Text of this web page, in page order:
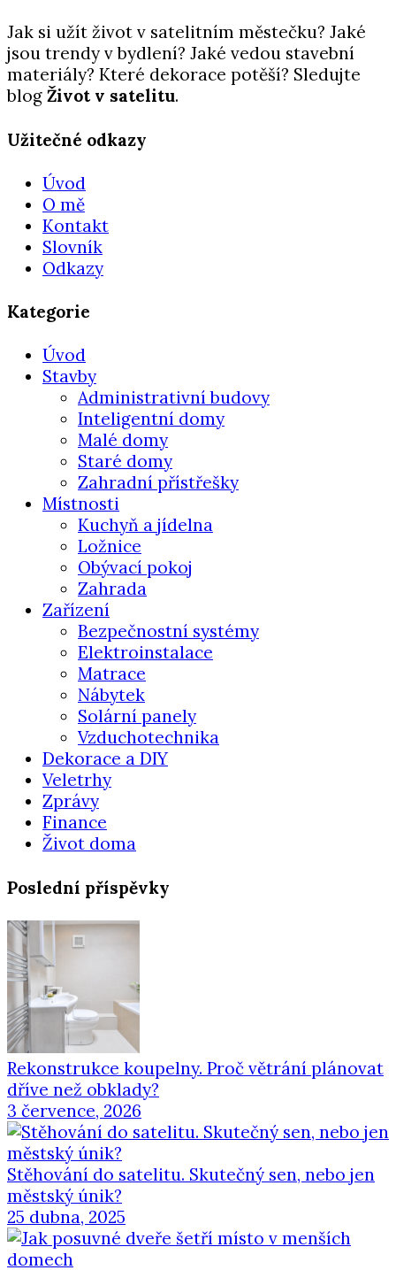
Jak si užít život v satelitním městečku? Jaké
jsou trendy v bydlení? Jaké vedou stavební
materiály? Které dekorace potěší? Sledujte
blog Život v satelitu.
Užitečné odkazy
Úvod
O mě
Kontakt
Slovník
Odkazy
Kategorie
Úvod
Stavby
Administrativní budovy
Inteligentní domy
Malé domy
Staré domy
Zahradní přístřešky
Místnosti
Kuchyň a jídelna
Ložnice
Obývací pokoj
Zahrada
Zařízení
Bezpečnostní systémy
Elektroinstalace
Matrace
Nábytek
Solární panely
Vzduchotechnika
Dekorace a DIY
Veletrhy
Zprávy
Finance
Život doma
Poslední příspěvky
Rekonstrukce koupelny. Proč větrání plánovat
dříve než obklady?
3 července, 2026
Stěhování do satelitu. Skutečný sen, nebo jen
městský únik?
25 dubna, 2025